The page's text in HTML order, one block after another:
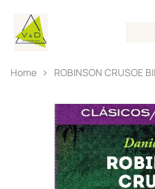
Home ROBINSON CRUSOE